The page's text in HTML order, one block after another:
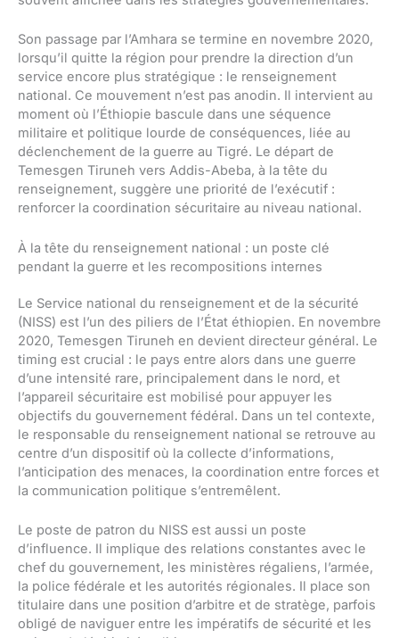
Son passage par l’Amhara se termine en novembre 2020,
lorsqu’il quitte la région pour prendre la direction d’un
service encore plus stratégique : le renseignement
national. Ce mouvement n’est pas anodin. Il intervient au
moment où l’Éthiopie bascule dans une séquence
militaire et politique lourde de conséquences, liée au
déclenchement de la guerre au Tigré. Le départ de
Temesgen Tiruneh vers Addis-Abeba, à la tête du
renseignement, suggère une priorité de l’exécutif :
renforcer la coordination sécuritaire au niveau national.
À la tête du renseignement national : un poste clé
pendant la guerre et les recompositions internes
Le Service national du renseignement et de la sécurité
(NISS) est l’un des piliers de l’État éthiopien. En novembre
2020, Temesgen Tiruneh en devient directeur général. Le
timing est crucial : le pays entre alors dans une guerre
d’une intensité rare, principalement dans le nord, et
l’appareil sécuritaire est mobilisé pour appuyer les
objectifs du gouvernement fédéral. Dans un tel contexte,
le responsable du renseignement national se retrouve au
centre d’un dispositif où la collecte d’informations,
l’anticipation des menaces, la coordination entre forces et
la communication politique s’entremêlent.
Le poste de patron du NISS est aussi un poste
d’influence. Il implique des relations constantes avec le
chef du gouvernement, les ministères régaliens, l’armée,
la police fédérale et les autorités régionales. Il place son
titulaire dans une position d’arbitre et de stratège, parfois
obligé de naviguer entre les impératifs de sécurité et les